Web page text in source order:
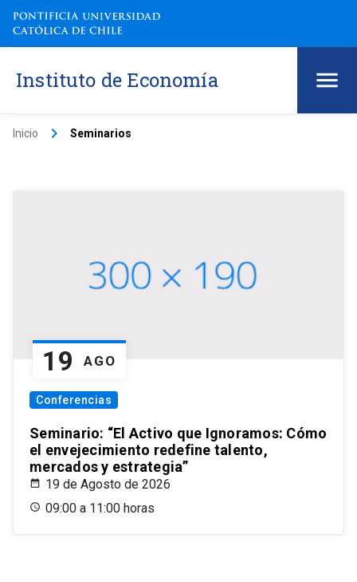
Instituto de Economía
Inicio keyboard_arrow_right Seminarios
19 AGO
Conferencias
Seminario: “El Activo que Ignoramos: Cómo
el envejecimiento redefine talento,
mercados y estrategia”
19 de Agosto de 2026
09:00 a 11:00 horas